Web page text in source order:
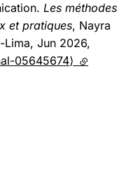
Les méthodes
et pratiques, Nayra
Lima, Jun 2026,
05645674⟩ (lien